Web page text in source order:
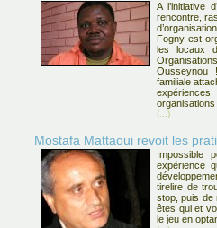
A l’initiative
rencontre,
Fogny est
les locaux
Ousseynou
familiale
(...)
Mostafa Mattaoui revoit les
Impossible
expérience
tirelire de
stop, puis de
êtes qui et
le jeu en